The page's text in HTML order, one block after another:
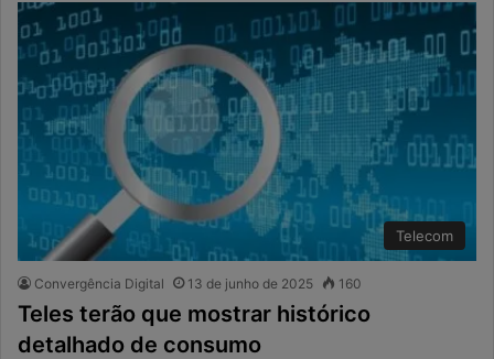
Telecom
Convergência Digital 13 de junho de 2025 160
Teles terão que mostrar histórico
detalhado de consumo